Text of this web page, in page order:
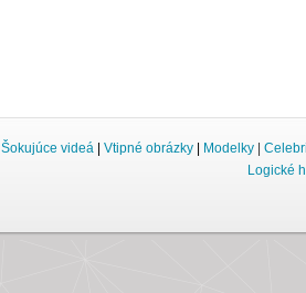
Šokujúce videá | Vtipné obrázky | Modelky |
Logické